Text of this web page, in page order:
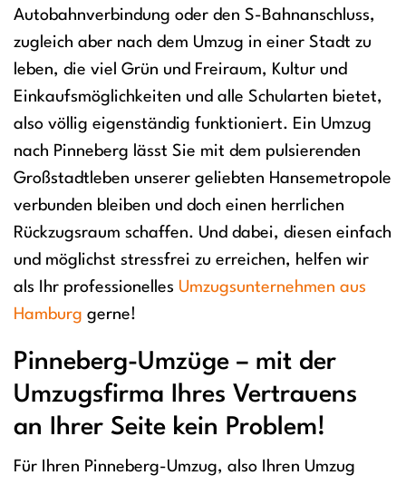
Autobahnverbindung oder den S-Bahnanschluss,
zugleich aber nach dem Umzug in einer Stadt zu
leben, die viel Grün und Freiraum, Kultur und
Einkaufsmöglichkeiten und alle Schularten bietet,
also völlig eigenständig funktioniert. Ein Umzug
nach Pinneberg lässt Sie mit dem pulsierenden
Großstadtleben unserer geliebten Hansemetropole
verbunden bleiben und doch einen herrlichen
Rückzugsraum schaffen. Und dabei, diesen einfach
und möglichst stressfrei zu erreichen, helfen wir
als Ihr professionelles Umzugsunternehmen aus
Hamburg gerne!
Pinneberg-Umzüge – mit der
Umzugsfirma Ihres Vertrauens
an Ihrer Seite kein Problem!
Für Ihren Pinneberg-Umzug, also Ihren Umzug